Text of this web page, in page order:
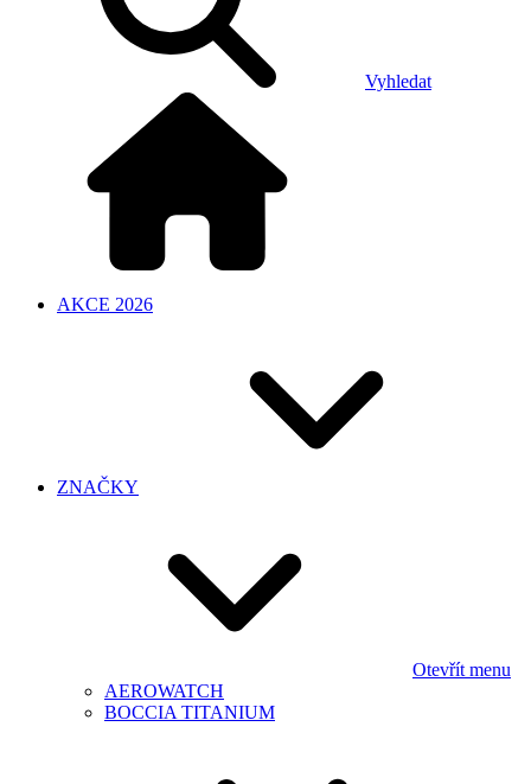
Vyhledat
AKCE 2026
ZNAČKY
Otevřít menu
AEROWATCH
BOCCIA TITANIUM